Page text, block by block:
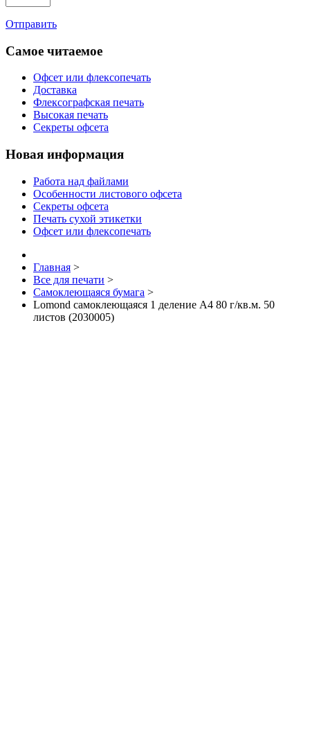
Отправить
Самое читаемое
Офсет или флексопечать
Доставка
Флексографская печать
Высокая печать
Секреты офсета
Новая информация
Работа над файлами
Особенности листового офсета
Секреты офсета
Печать сухой этикетки
Офсет или флексопечать
Главная >
Все для печати >
Самоклеющаяся бумага >
Lomond самоклеющаяся 1 деление А4 80 г/кв.м. 50
листов (2030005)